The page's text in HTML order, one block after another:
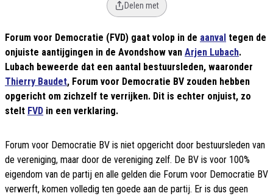
Delen met
Forum voor Democratie (FVD) gaat volop in de aanval tegen de
onjuiste aantijgingen in de Avondshow van Arjen Lubach.
Lubach beweerde dat een aantal bestuursleden, waaronder
Thierry Baudet, Forum voor Democratie BV zouden hebben
opgericht om zichzelf te verrijken. Dit is echter onjuist, zo
stelt FVD in een verklaring.
Forum voor Democratie BV is niet opgericht door bestuursleden van
de vereniging, maar door de vereniging zelf. De BV is voor 100%
eigendom van de partij en alle gelden die Forum voor Democratie BV
verwerft, komen volledig ten goede aan de partij. Er is dus geen